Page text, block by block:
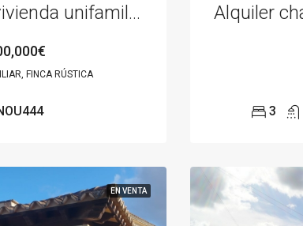
Finca rustica, vivienda unifamiliar aislada, Lloret de Vistalegre
FINCA RÚSTICA
3
EN VENTA
745,000€ 580,000€